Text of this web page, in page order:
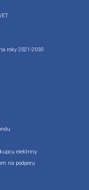
roky 2021-2030
elektriny
na podporu